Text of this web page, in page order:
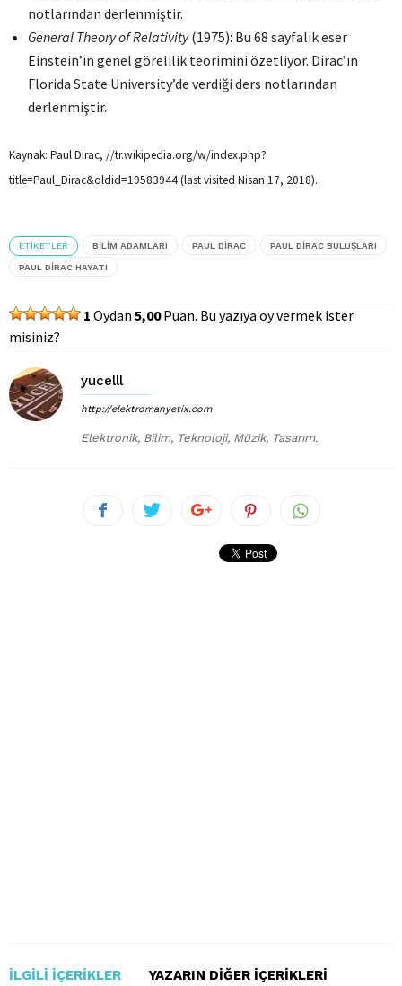
notlarından derlenmiştir.
General Theory of Relativity(1975): Bu 68 sayfalık eser
Einstein’ın genel görelilik teorimini özetliyor. Dirac’ın
Florida State University’de verdiği ders notlarından
derlenmiştir.
Kaynak: Paul Dirac, //tr.wikipedia.org/w/index.php?
title=Paul_Dirac&oldid=19583944 (last visited Nisan 17, 2018).
ETIKETLER BILIM ADAMLARI PAUL DIRAC PAUL DIRAC BULUŞLARI
PAUL DIRAC HAYATI
1 Oydan 5,00Puan. Bu yazıya oy vermek ister
misiniz?
yucelll
http://elektromanyetix.com
Elektronik, Bilim, Teknoloji, Müzik, Tasarım.
İLGILI İÇERIKLER YAZARIN DIĞER İÇERIKLERI